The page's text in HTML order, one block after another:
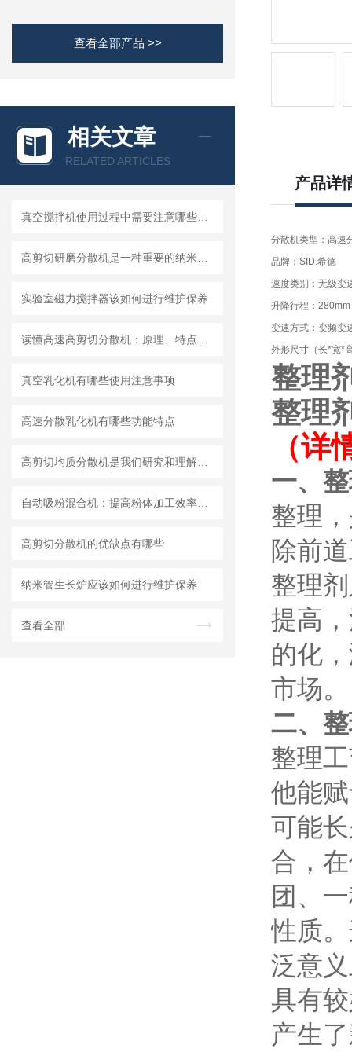
查看全部产品 >>
相关文章
RELATED ARTICLES
实验室磁力搅拌器该如何进行维护保养
真空乳化机有哪些使用注意事项
高速分散乳化机有哪些功能特点
高剪切分散机的优缺点有哪些
纳米管生长炉应该如何进行维护保养
查看全部
产品详
分散机类型：高速
品牌：SID.希德
速度类别：无级变
升降行程：280mm
变速方式：变频变
外形尺寸（长*宽*
整理
整理
（
一、
整理
除前
整理
提高
的化
市场。
二、
整理
他能
可能
合，
团、
性质
泛意
具有
产生